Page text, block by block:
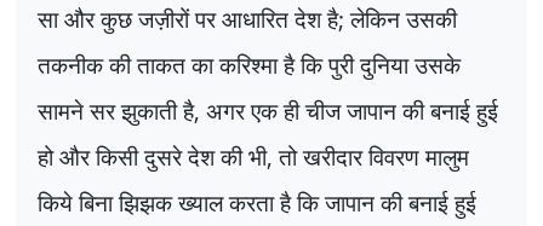
सा और कुछ जज़ीरों पर आधारित देश है;लेकिन उसकी
तकनीक की ताकत का करिश्मा है कि पुरी दुनिया उसके
सामने सर झुकाती है, अगर एक ही चीज जापान की बनाई हुई
हो और किसी दुसरे देश की भी,तो खरीदार विवरण मालुम
किये बिना झिझक ख्याल करता है कि जापान की बनाई हुई